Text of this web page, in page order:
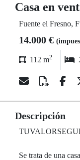
Casa en
Fuente el Fresno,
14.000 €
112 m2
Descripción
Se trata de una